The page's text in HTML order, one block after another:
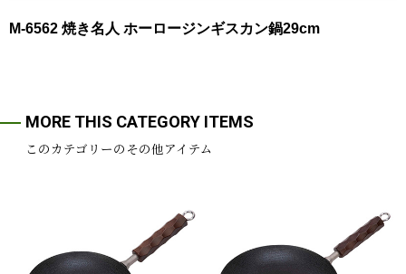
M-6562 焼き名人 ホーロージンギスカン鍋29cm
MORE THIS CATEGORY ITEMS
このカテゴリーのその他アイテム